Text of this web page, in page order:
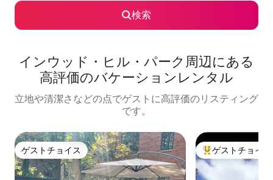
検索
インウッド・ヒル・パーク⁠周⁠辺⁠に⁠あ⁠る
高⁠評⁠価⁠のバ⁠ケ⁠ー⁠シ⁠ョ⁠ン⁠レ⁠ン⁠タ⁠ル
立地や清潔さなどの点でゲストに高評価のリスティング
です。
ゲストチョイス
ゲストチョイス 大好評のゲスト
ゲストチョイス